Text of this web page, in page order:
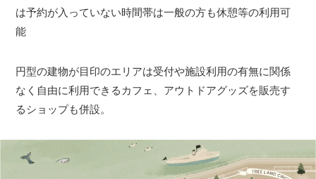
は予約が入っていない時間帯は一般の方も休憩等の利用可
能
円型の建物が目印のエリアは受付や施設利用の有無に関係
なく自由に利用できるカフェ、アウトドアグッズを販売す
るショップも併設。